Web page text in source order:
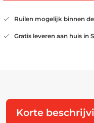
Ruilen mogelijk binnen
Gratis leveren aan huis in
Korte